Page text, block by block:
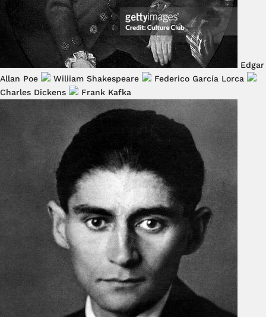
Edgar
Allan Poe
Wiliiam Shakespeare
Federico García Lorca
Charles Dickens
Frank Kafka